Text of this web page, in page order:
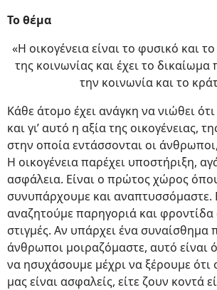
Το θέμα
«Η οικογένεια είναι το φυσικό και
της κοινωνίας και έχει το
την κοινωνία και το
Κάθε άτομο έχει ανάγκη να νιώθει
και γι’ αυτό η αξία της οικογένειας,
στην οποία εντάσσονται οι
Η οικογένεια παρέχει υποστήριξη,
ασφάλεια. Είναι ο πρώτος χώρος
συνυπάρχουμε και αναπτυσσόμαστε.
αναζητούμε παρηγοριά και φροντίδα
στιγμές. Αν υπάρχει ένα συναίσθημα
άνθρωποι μοιραζόμαστε, αυτό είναι
να ησυχάσουμε μέχρι να ξέρουμε ότι
μας είναι ασφαλείς, είτε ζουν κοντά